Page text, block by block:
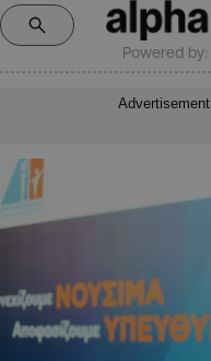
Powered by:
Advertisement